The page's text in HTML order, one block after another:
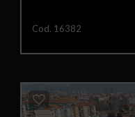
Cod. 16382